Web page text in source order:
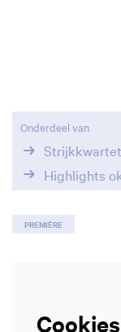
Onderdeel van
Highlights
PREMIÈRE
Cookies